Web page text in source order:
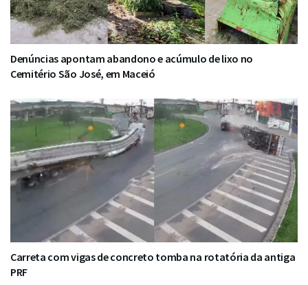
Denúncias apontam abandono e acúmulo de lixo no
Cemitério São José, em Maceió
Carreta com vigas de concreto tomba na rotatória da antiga
PRF